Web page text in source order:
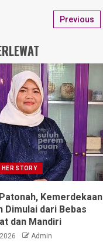
Previous
HER STORY
Kemerdekaan
Dimulai dari Bebas
dan Mandiri
Admin